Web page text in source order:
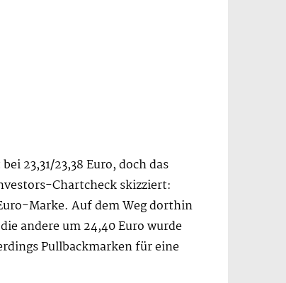
23,31/23,38 Euro, doch das
Chartcheck skizziert:
Marke. Auf dem Weg dorthin
andere um 24,40 Euro wurde
Pullbackmarken für eine